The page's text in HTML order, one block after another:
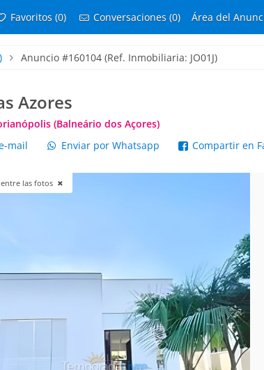
Favoritos (0) Conversaciones (0) Área del
Anuncio #160104 (Ref. Inmobiliaria: JO01J)
Azores
(Balneário dos Açores)
mail Enviar por Whatsapp Compartir en
las fotos